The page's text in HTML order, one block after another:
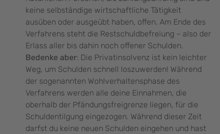
keine selbständige wirtschaftliche Tätigkeit
ausüben oder ausgeübt haben, offen. Am Ende des
Verfahrens steht die Restschuldbefreiung – also der
Erlass aller bis dahin noch offener Schulden.
Bedenke aber: Die Privatinsolvenz ist kein leichter
Weg, um Schulden schnell loszuwerden! Während
der sogenannten Wohlverhaltensphase des
Verfahrens werden alle deine Einnahmen, die
oberhalb der Pfändungsfreigrenze liegen, für die
Schuldentilgung eingezogen. Während dieser Zeit
darfst du keine neuen Schulden eingehen und hast